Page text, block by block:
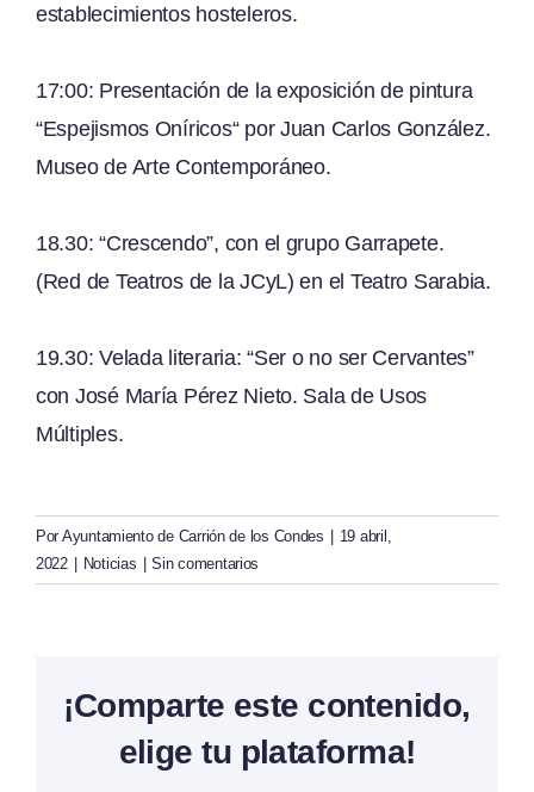
establecimientos hosteleros.
17:00: Presentación de la exposición de pintura
“Espejismos Oníricos“ por Juan Carlos González.
Museo de Arte Contemporáneo.
18.30: “Crescendo”, con el grupo Garrapete.
(Red de Teatros de la JCyL) en el Teatro Sarabia.
19.30: Velada literaria: “Ser o no ser Cervantes”
con José María Pérez Nieto. Sala de Usos
Múltiples.
Por Ayuntamiento de Carrión de los Condes
19 abril,
2022
Noticias Sin comentarios
¡Comparte este contenido,
elige tu plataforma!